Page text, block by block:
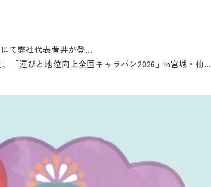
て弊社代表菅井が登...
「運びと地位向上全国キャラバン2026」in宮城・仙...